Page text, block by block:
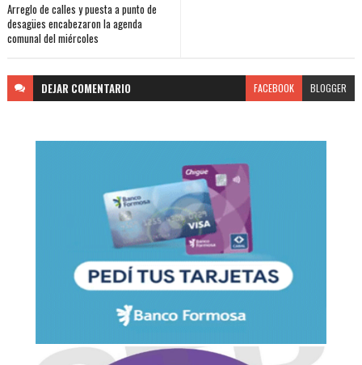
Arreglo de calles y puesta a punto de
desagües encabezaron la agenda
comunal del miércoles
DEJAR COMENTARIO FACEBOOK BLOGGER